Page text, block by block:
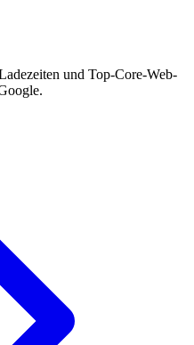
und Top-Core-Web-